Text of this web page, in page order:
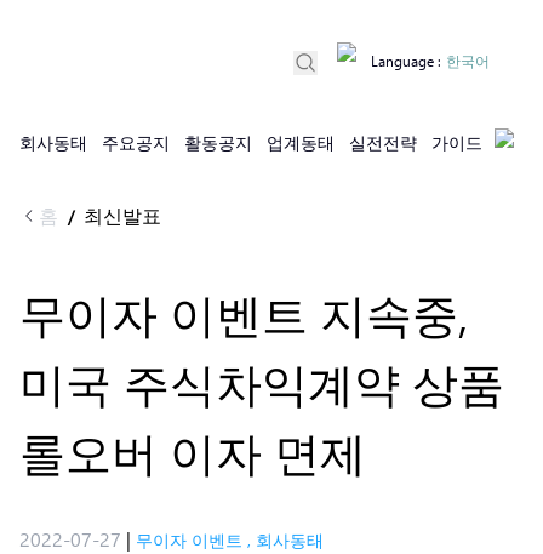
회사동태 주요공지 활동공지 업계동태 실전전략 가이드
Language : 한국어
홈 / 최신발표
무이자 이벤트 지속중,
미국 주식차익계약 상품
롤오버 이자 면제
2022-07-27 | 무이자 이벤트 , 회사동태